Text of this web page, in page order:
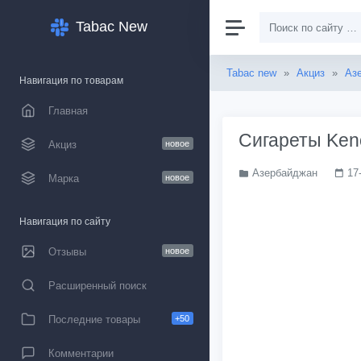
Tabac New
Навигация по товарам
Главная
Акциз новое
Марка новое
Навигация по сайту
Отзывы новое
Расширенный поиск
Последние товары +50
Комментарии
Tabac new » Акциз »
Сигареты
Азербайджан